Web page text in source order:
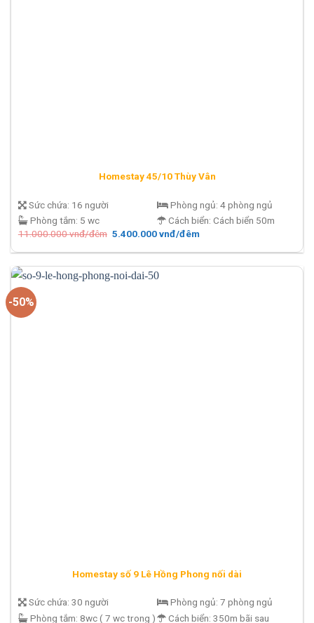
Homestay 45/10 Thùy Vân
Sức chứa: 16 người
Phòng tắm: 5 wc
Phòng ngủ: 4 phòng ngủ
Cách biển: Cách biển 50m
11.000.000vnđ/đêm Giá
là:
đêm.
5.400.000vnđ/đêmGiá
tại
5.400.000 vnđ/
-50%
Homestay số 9 Lê Hồng Phong nối dài
Sức chứa: 30 người
Phòng tắm: 8wc ( 7 wc trong )
Phòng ngủ: 7 phòng ngủ
Cách biển: 350m bãi sau